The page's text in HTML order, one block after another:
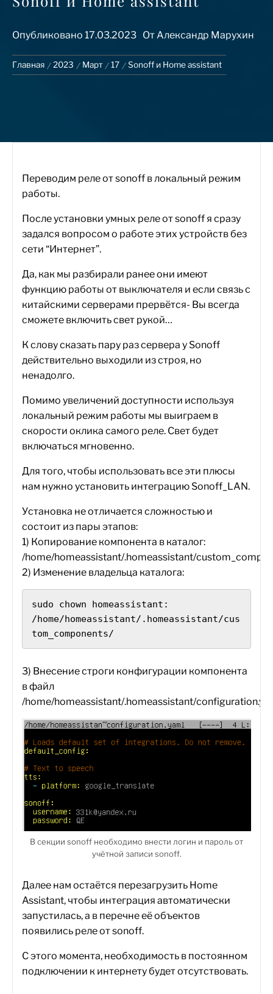
Опубликовано 17.03.2023 ОтАлександр Марухин
Главная 2023 Март 17 Sonoff и Home assistant
Переводим реле от sonoff в локальный режим
работы.
После установки умных реле от sonoff я сразу
задался вопросом о работе этих устройств без
сети “Интернет”.
Да, как мы разбирали ранее они имеют
функцию работы от выключателя и если связь с
китайскими серверами прервётся- Вы всегда
сможете включить свет рукой…
К слову сказать пару раз сервера у Sonoff
действительно выходили из строя, но
ненадолго.
Помимо увеличений доступности используя
локальный режим работы мы выиграем в
скорости оклика самого реле. Свет будет
включаться мгновенно.
Для того, чтобы использовать все эти плюсы
нам нужно установить интеграцию Sonoff_LAN.
Установка не отличается сложностью и
состоит из пары этапов:
1) Копирование компонента в каталог:
/home/homeassistant/.homeassistant/
2) Изменение владельца каталога:
sudo chown homeassistant:
/home/homeassistant/.homeassistant/cus
tom_components/
3) Внесение строги конфигурации компонента
в файл
/home/homeassistant/.homeassistant/
В секции sonoff необходимо внести логин и пароль от
учётной записи sonoff.
Далее нам остаётся перезагрузить Home
Assistant, чтобы интеграция автоматически
запустилась, а в перечне её объектов
появились реле от sonoff.
С этого момента, необходимость в постоянном
подключении к интернету будет отсутствовать.